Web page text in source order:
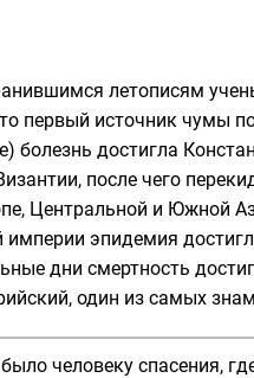
летописям
первый источник чумы
болезнь достигла
после чего
Центральной и Южной
империи эпидемия
дни смертность
, один из самых
человеку спасения,